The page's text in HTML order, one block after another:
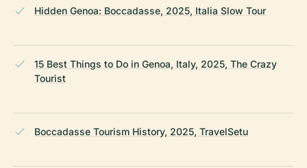
Hidden Genoa: Boccadasse, 2025, Italia Slow Tour
15 Best Things to Do in Genoa, Italy, 2025, The Crazy
Tourist
Boccadasse Tourism History, 2025, TravelSetu